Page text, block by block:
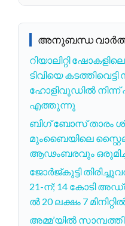
അനുബന്ധ
റിയാലിറ്റി
ടിവിയെ
ഹോളിവുഡിൽ
എത്തുന്നു
ബിഗ് ബോസ് താരം
മുംബൈയിലെ
ആഢംബരവും
ജോർജ്കുട്ടി
21-ന്; 14 കോടി
ൽ 20 ലക്ഷം 7
അമ്മ’യിൽ